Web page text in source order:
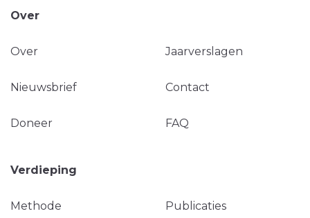
Over
Over Jaarverslagen
Nieuwsbrief Contact
Doneer FAQ
Verdieping
Methode Publicaties